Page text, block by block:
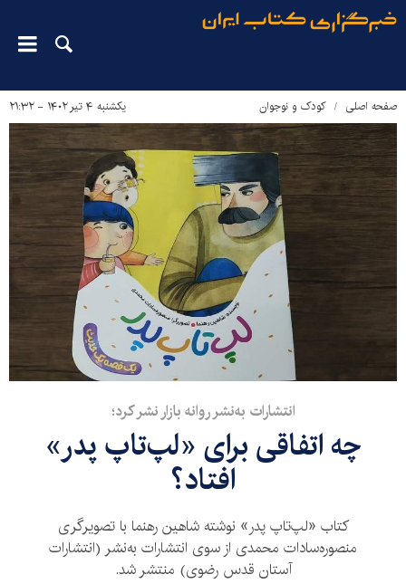
صفحه اصلی کودک و نوجوان یکشنبه ۴ تیر ۱۴۰۲ - ۲۱:۳۲
انتشارات به‌نشر روانه بازار نشر کرد؛
چه اتفاقی برای «لپ‌تاپ پدر»
افتاد؟
کتاب «لپ‌تاپ پدر» نوشته شاهین رهنما با تصویرگری
منصوره‌سادات محمدی از سوی انتشارات به‌نشر (انتشارات
آستان قدس رضوی) منتشر شد.